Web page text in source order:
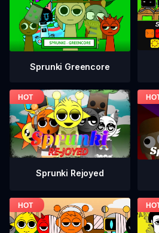
Sprunki Greencore
Sprunki Rejoyed